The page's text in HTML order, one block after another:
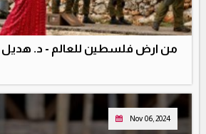
من ارض فلسطين للعالم - د. هديل
Nov 06, 2024